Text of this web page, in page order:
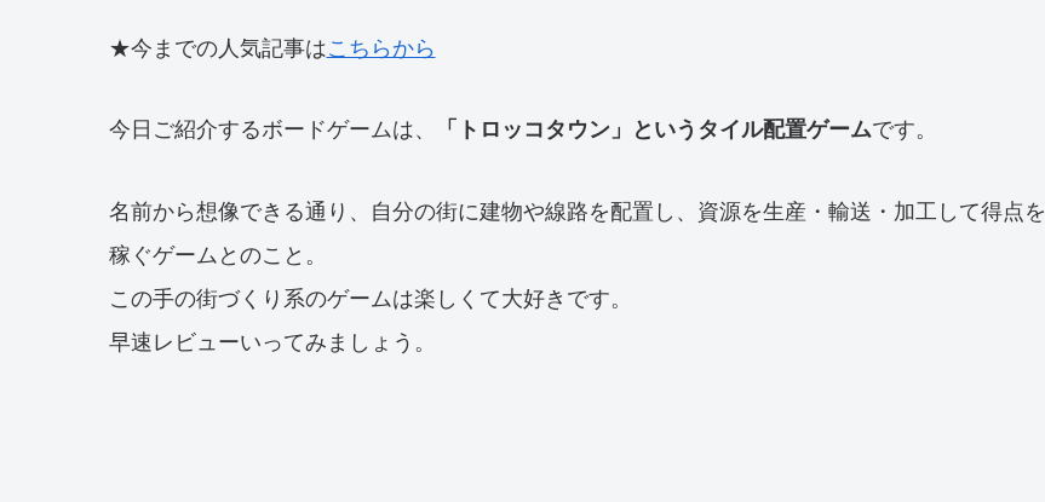
★今までの人気記事はこちらから
今日ご紹介するボードゲームは、 「トロッコタウン」というタイル配置ゲームです。
名前から想像できる通り、自分の街に建物や線路を配置し、資源を生産・輸送・加工して得点を
稼ぐゲームとのこと。
この手の街づくり系のゲームは楽しくて大好きです。
早速レビューいってみましょう。